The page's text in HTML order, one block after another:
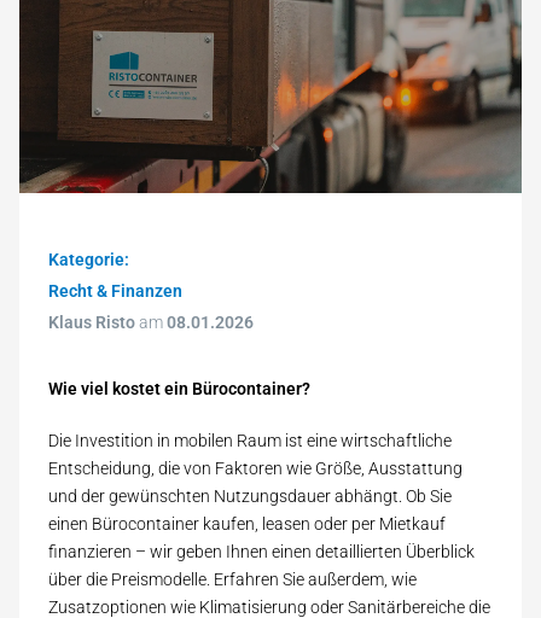
Kategorie:
Recht & Finanzen
Klaus Ristoam08.01.2026
Wie viel kostet ein Bürocontainer?
Die Investition in mobilen Raum ist eine wirtschaftliche
Entscheidung, die von Faktoren wie Größe, Ausstattung
und der gewünschten Nutzungsdauer abhängt. Ob Sie
einen Bürocontainer kaufen, leasen oder per Mietkauf
finanzieren – wir geben Ihnen einen detaillierten Überblick
über die Preismodelle. Erfahren Sie außerdem, wie
Zusatzoptionen wie Klimatisierung oder Sanitärbereiche die